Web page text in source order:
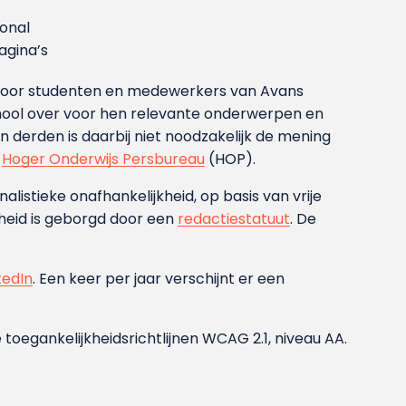
studenten en medewerkers van Avans
over voor hen relevante onderwerpen en
is daarbij niet noodzakelijk de mening
Hoger Onderwijs Persbureau (HOP).
onafhankelijkheid, op basis van vrije
is geborgd door een redactiestatuut. De
. Een keer per jaar verschijnt er een
WCAG 2.1, niveau AA.